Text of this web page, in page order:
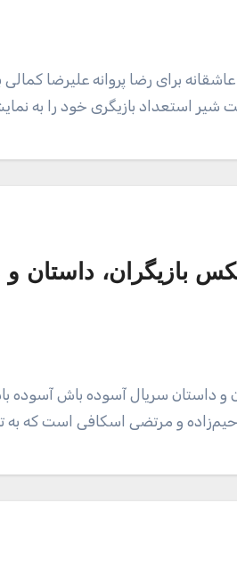
برای رضا پروانه علیرضا کمالی
شیر استعداد بازیگری خود را به
بازیگران، داستان
و داستان سریال آسوده باش آسوده
و مرتضی اسکافی است که به